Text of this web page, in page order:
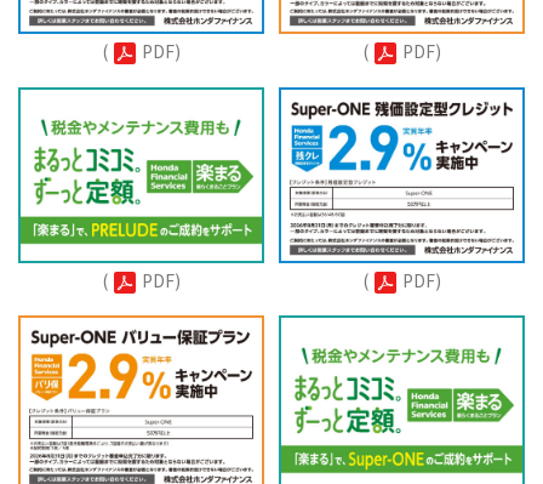
( PDF) ( PDF)
( PDF) ( PDF)